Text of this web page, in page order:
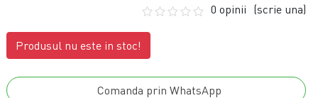
0 opinii (scrie una)
Produsul nu este in stoc!
Comanda prin WhatsApp